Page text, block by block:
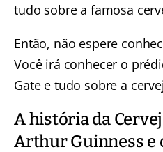
tudo sobre a famosa
Então, não espere
Você irá conhecer o
Gate e tudo sobre a
A história da
Arthur Guinness e